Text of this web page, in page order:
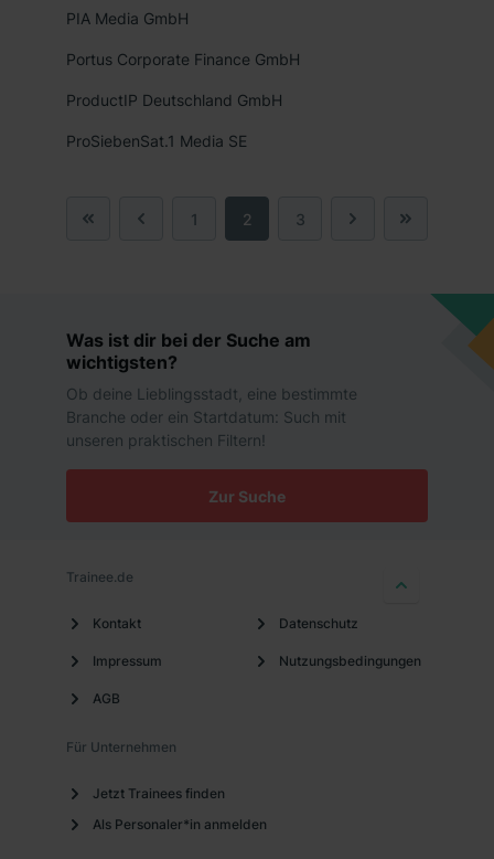
PIA Media GmbH
Portus Corporate Finance GmbH
ProductIP Deutschland GmbH
ProSiebenSat.1 Media SE
1 2 3
Was ist dir bei der Suche am
wichtigsten?
Ob deine Lieblingsstadt, eine bestimmte
Branche oder ein Startdatum: Such mit
unseren praktischen Filtern!
Zur Suche
Trainee.de
Kontakt
Impressum
AGB
Datenschutz
Nutzungsbedingungen
Für Unternehmen
Jetzt Trainees finden
Als Personaler*in anmelden